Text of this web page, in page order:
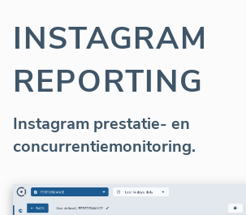
INSTAGRAM
REPORTING
Instagram prestatie- en
concurrentiemonitoring.